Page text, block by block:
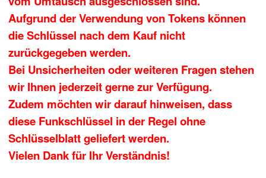
Aufgrund der Verwendung von Tokens können
die Schlüssel nach dem Kauf nicht
zurückgegeben werden.
Bei Unsicherheiten oder weiteren Fragen stehen
wir Ihnen jederzeit gerne zur Verfügung.
Zudem möchten wir darauf hinweisen, dass
diese Funkschlüssel in der Regel ohne
Schlüsselblatt geliefert werden.
Vielen Dank für Ihr Verständnis!